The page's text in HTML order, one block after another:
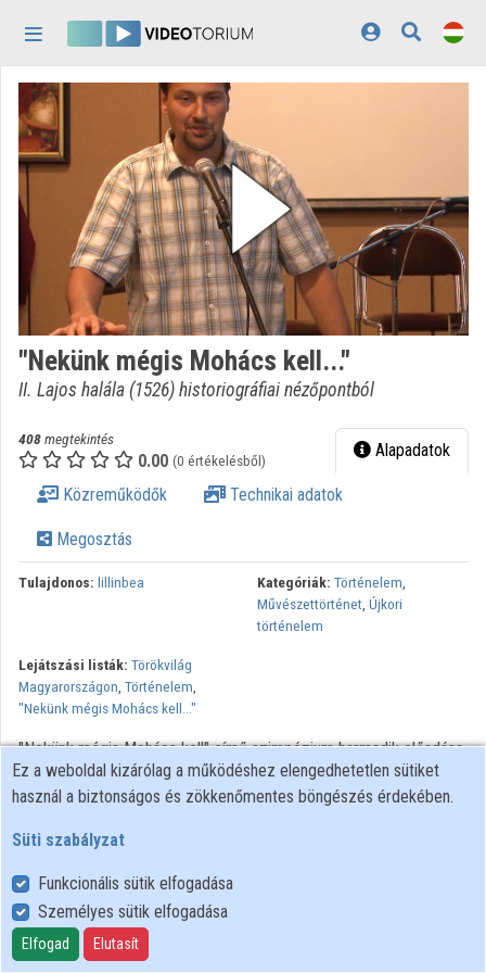
Kezdőlap
Bejelentkezés
Felfedezés
Kategóriák
Lejátszási listák
Intézmények
Közreműködők
"Nekünk mégis Mohács kell..."
II. Lajos halála (1526) historiográfiai nézőpontból
408megtekintés
0.00 (0 értékelésből) Alapadatok
Közreműködők Technikai adatok
Megosztás
Tulajdonos: lillinbea Kategóriák: Történelem,
Művészettörténet, Újkori
történelem
Lejátszási listák: Törökvilág
Magyarországon, Történelem,
"Nekünk mégis Mohács kell..."
"Nekünk mégis Mohács kell" című szimpózium harmadik előadása.
Közhelyszerű tehát több más mellett a focihoz való viszonyunk és
a „nekünk Mohács kell”-érzés. És ahogy a közbeszédbeli
Mohácsot megjelenítő közmondáshoz („több is veszett
Mohácsnál”) és annak alkalmazásához sem, de sokkal inkább
elvárt egy erős érzelmi viszonyulás. Lévén, hogy ez alapvetően
egy történelemszemléleti paradigma, függetlenül attól, hogy azt
egy szaktörténész szólaltatja meg, vagy egy külföldi turistákat
Ez a weboldal kizárólag a működéshez elengedhetetlen sütiket
használ a biztonságos és zökkenőmentes böngészés érdekében.
Süti szabályzat
Funkcionális sütik elfogadása
Személyes sütik elfogadása
Elfogad Elutasít